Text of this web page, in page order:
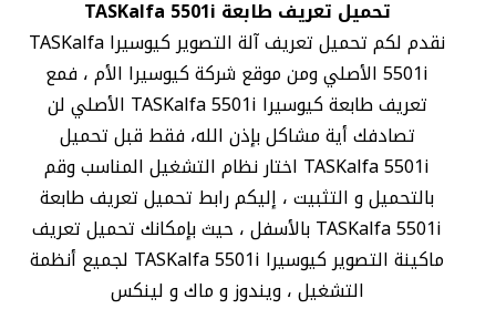
تحميل تعريف طابعة TASKalfa 5501i
نقدم لكم تحميل تعريف آلة التصوير كيوسيرا TASKalfa
5501i الأصلي ومن موقع شركة كيوسيرا الأم ، فمع
تعريف طابعة كيوسيرا TASKalfa 5501i الأصلي لن
تصادفك أية مشاكل بإذن الله، فقط قبل تحميل
TASKalfa 5501i اختار نظام التشغيل المناسب وقم
بالتحميل و التثبيت ، إليكم رابط تحميل تعريف طابعة
TASKalfa 5501i بالأسفل ، حيث بإمكانك تحميل تعريف
ماكينة التصوير كيوسيرا TASKalfa 5501i لجميع أنظمة
التشغيل ، ويندوز و ماك و لينكس